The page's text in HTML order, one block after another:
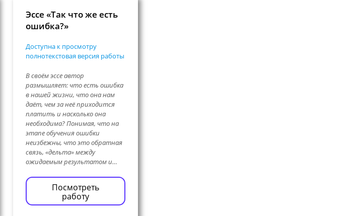
Эссе «Так что же есть
ошибка?»
Доступна к просмотру
полнотекстовая версия работы
В своём эссе автор
размышляет: что есть ошибка
в нашей жизни, что она нам
даёт, чем за неё приходится
платить и насколько она
необходима? Понимая, что на
этапе обучения ошибки
неизбежны, что это обратная
связь, «дельта» между
ожидаемым результатом и…
Посмотреть
работу